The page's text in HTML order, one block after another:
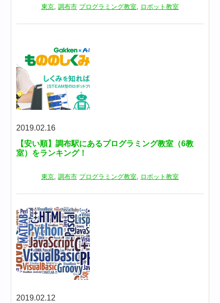
東京, 調布市 プログラミング教室, ロボット教室
2019.02.16
【安い順】調布駅にあるプログラミング教室（6教
室）をランキング！
東京, 調布市 プログラミング教室, ロボット教室
2019.02.12